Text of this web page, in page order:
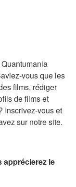
vous que les
films, rédiger
de films et
Inscrivez-vous et
sur notre site.
apprécierez le